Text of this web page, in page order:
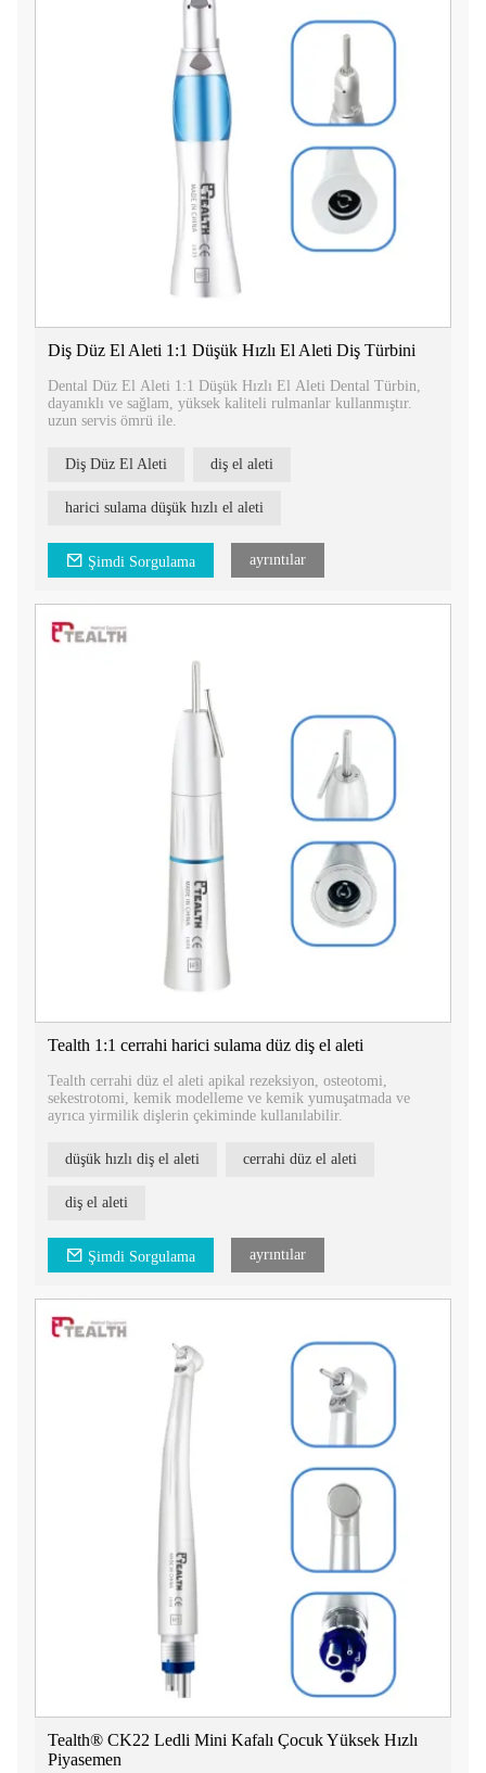
Diş Düz El Aleti 1:1 Düşük Hızlı El Aleti Diş Türbini
Dental Düz El Aleti 1:1 Düşük Hızlı El Aleti Dental Türbin,
dayanıklı ve sağlam, yüksek kaliteli rulmanlar kullanmıştır.
uzun servis ömrü ile.
Diş Düz El Aleti diş el aleti
harici sulama düşük hızlı el aleti
Şimdi Sorgulama ayrıntılar
Tealth 1:1 cerrahi harici sulama düz diş el aleti
Tealth cerrahi düz el aleti apikal rezeksiyon, osteotomi,
sekestrotomi, kemik modelleme ve kemik yumuşatmada ve
ayrıca yirmilik dişlerin çekiminde kullanılabilir.
düşük hızlı diş el aleti cerrahi düz el aleti
diş el aleti
Şimdi Sorgulama ayrıntılar
Tealth® CK22 Ledli Mini Kafalı Çocuk Yüksek Hızlı
Piyasemen